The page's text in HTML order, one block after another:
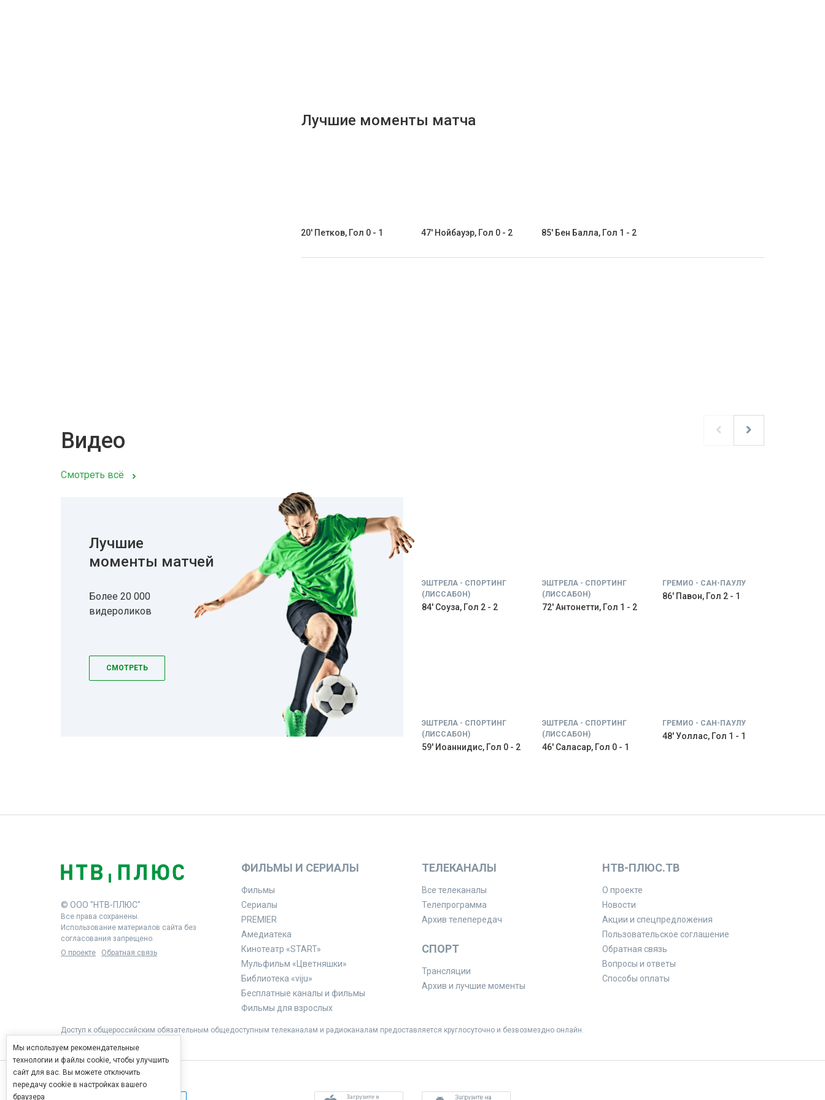
Лучшие моменты матча
20' Петков, Гол 0 - 1 47' Нойбауэр, Гол 0 - 2 85' Бен Балла, Гол 1 - 2
Видео
Смотреть всё
Лучшие
моменты матчей
Более 20 000
видероликов
СМОТРЕТЬ
ЭШТРЕЛА - СПОРТИНГ
(ЛИССАБОН)
84' Соуза, Гол 2 - 2
ЭШТРЕЛА - СПОРТИНГ
(ЛИССАБОН)
72' Антонетти, Гол 1 - 2
ГРЕМИО - САН-ПАУЛУ
86' Павон, Гол 2 - 1
ЭШТРЕЛА - СПОРТИНГ
(ЛИССАБОН)
59' Иоаннидис, Гол 0 - 2
ЭШТРЕЛА - СПОРТИНГ
(ЛИССАБОН)
46' Саласар, Гол 0 - 1
ГРЕМИО - САН-ПАУЛУ
48' Уоллас, Гол 1 - 1
© ООО "НТВ-ПЛЮС"
Все права сохранены.
Использование материалов сайта без
согласования запрещено.
О проекте
Обратная связь
ФИЛЬМЫ И СЕРИАЛЫ
Фильмы
Сериалы
PREMIER
Амедиатека
Кинотеатр «START»
Мульфильм «Цветняшки»
Библиотека «viju»
Бесплатные каналы и фильмы
Фильмы для взрослых
ТЕЛЕКАНАЛЫ
Все телеканалы
Телепрограмма
Архив телепередач
СПОРТ
Трансляции
Архив и лучшие моменты
НТВ-ПЛЮС.ТВ
О проекте
Новости
Акции и спецпредложения
Пользовательское соглашение
Обратная связь
Вопросы и ответы
Способы оплаты
Доступ к общероссийским обязательным общедоступным телеканалам и радиоканалам предоставляется круглосуточно и безвозмездно онлайн.
Мы используем рекомендательные
технологии и файлы cookie, чтобы улучшить
сайт для вас. Вы можете отключить
передачу cookie в настройках вашего
браузера